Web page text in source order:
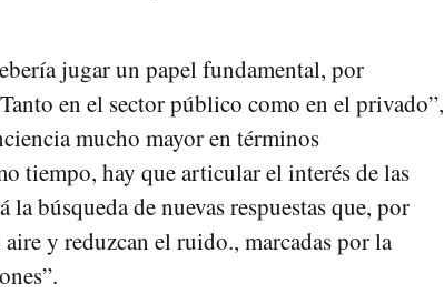
jugar un papel fundamental, por
en el sector público como en el privado”,
mucho mayor en términos
tiempo, hay que articular el interés de las
búsqueda de nuevas respuestas que, por
y reduzcan el ruido., marcadas por la